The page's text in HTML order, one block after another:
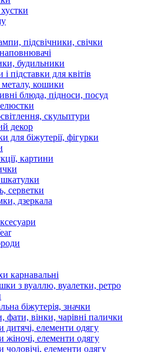
підсвічники, свічки
будильники
підставки для квітів
металу, кошики
блюда, підноси, посуд
скульптури
декор
для біжутерії, фігурки
картини
серветки
дзеркала
карнавальні
з вуаллю, вуалетки, ретро
біжутерія, значки
фати, вінки, чарівні палички
дитячі, елементи одягу
жіночі, елементи одягу
елементи одягу